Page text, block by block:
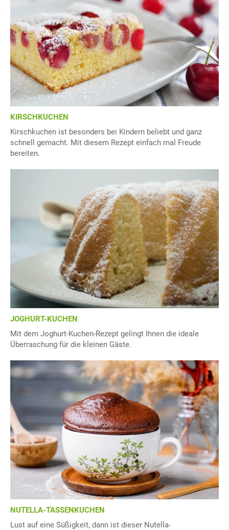
KIRSCHKUCHEN
Kirschkuchen ist besonders bei Kindern beliebt und ganz
schnell gemacht. Mit diesem Rezept einfach mal Freude
bereiten.
JOGHURT-KUCHEN
Mit dem Joghurt-Kuchen-Rezept gelingt Ihnen die ideale
Überraschung für die kleinen Gäste.
NUTELLA-TASSENKUCHEN
Lust auf eine Süßigkeit, dann ist dieser Nutella-